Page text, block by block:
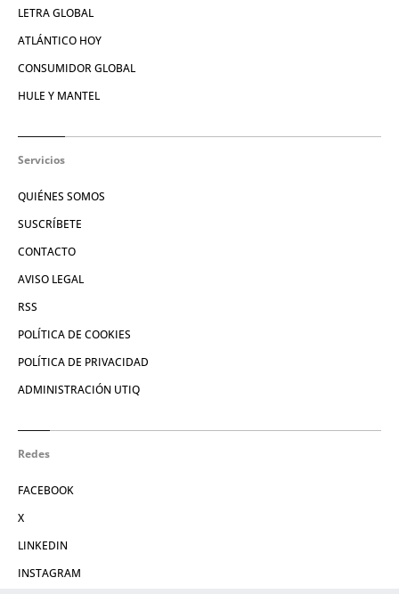
LETRA GLOBAL
ATLÁNTICO HOY
CONSUMIDOR GLOBAL
HULE Y MANTEL
Servicios
QUIÉNES SOMOS
SUSCRÍBETE
CONTACTO
AVISO LEGAL
RSS
POLÍTICA DE COOKIES
POLÍTICA DE PRIVACIDAD
ADMINISTRACIÓN UTIQ
Redes
FACEBOOK
X
LINKEDIN
INSTAGRAM